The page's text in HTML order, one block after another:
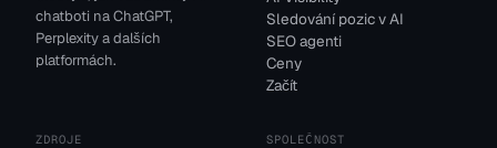
chatboti na ChatGPT,
Perplexity a dalších
platformách.
Sledování pozic v AI
SEO agenti
Ceny
Začít
ZDROJE SPOLEČNOST